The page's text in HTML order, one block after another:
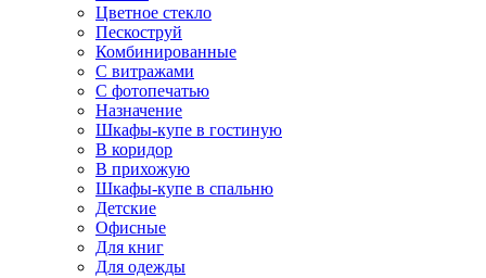
Цветное стекло
Пескоструй
Комбинированные
С витражами
С фотопечатью
Назначение
Шкафы-купе в гостиную
В коридор
В прихожую
Шкафы-купе в спальню
Детские
Офисные
Для книг
Для одежды